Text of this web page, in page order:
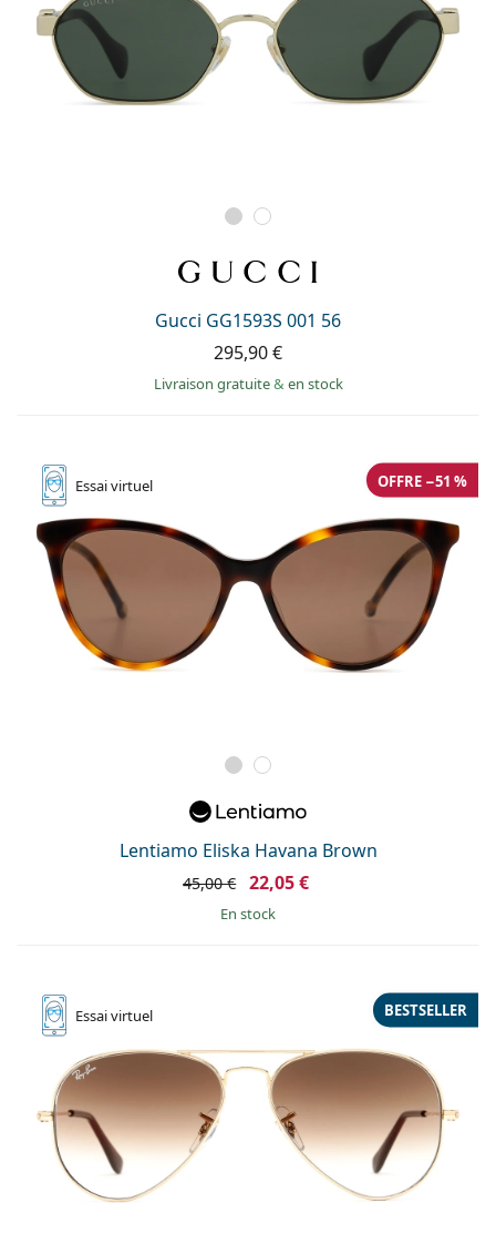
Gucci GG1593S 001 56
295,90 €
Livraison gratuite& en stock
Essaivirtuel
Lentiamo Eliska Havana Brown
OFFRE −51 %
45,00 € 22,05 €
en stock
Essaivirtuel BESTSELLER